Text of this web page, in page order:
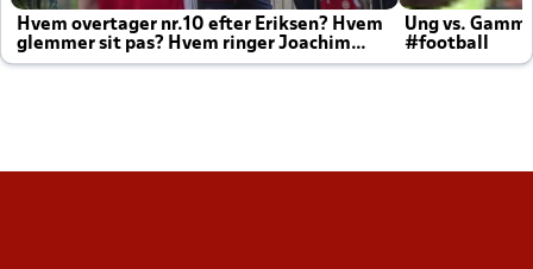
Hvem overtager nr.10 efter Eriksen? Hvem
glemmer sit pas? Hvem ringer Joachim
altid til efter kampe?
Ung vs.
#football